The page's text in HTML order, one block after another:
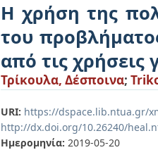
Η χρήση της
του
από τις χρήσεις
Τρίκουλα, Δέσποινα;
URI: https://dspace.lib.ntua.gr/
http://dx.doi.org/10.26240/
Ημερομηνία: 2019-05-20